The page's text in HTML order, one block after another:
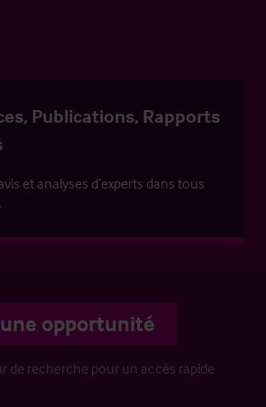
Publications, Rapports
et analyses d’experts dans tous
opportunité
de recherche pour un accès rapide